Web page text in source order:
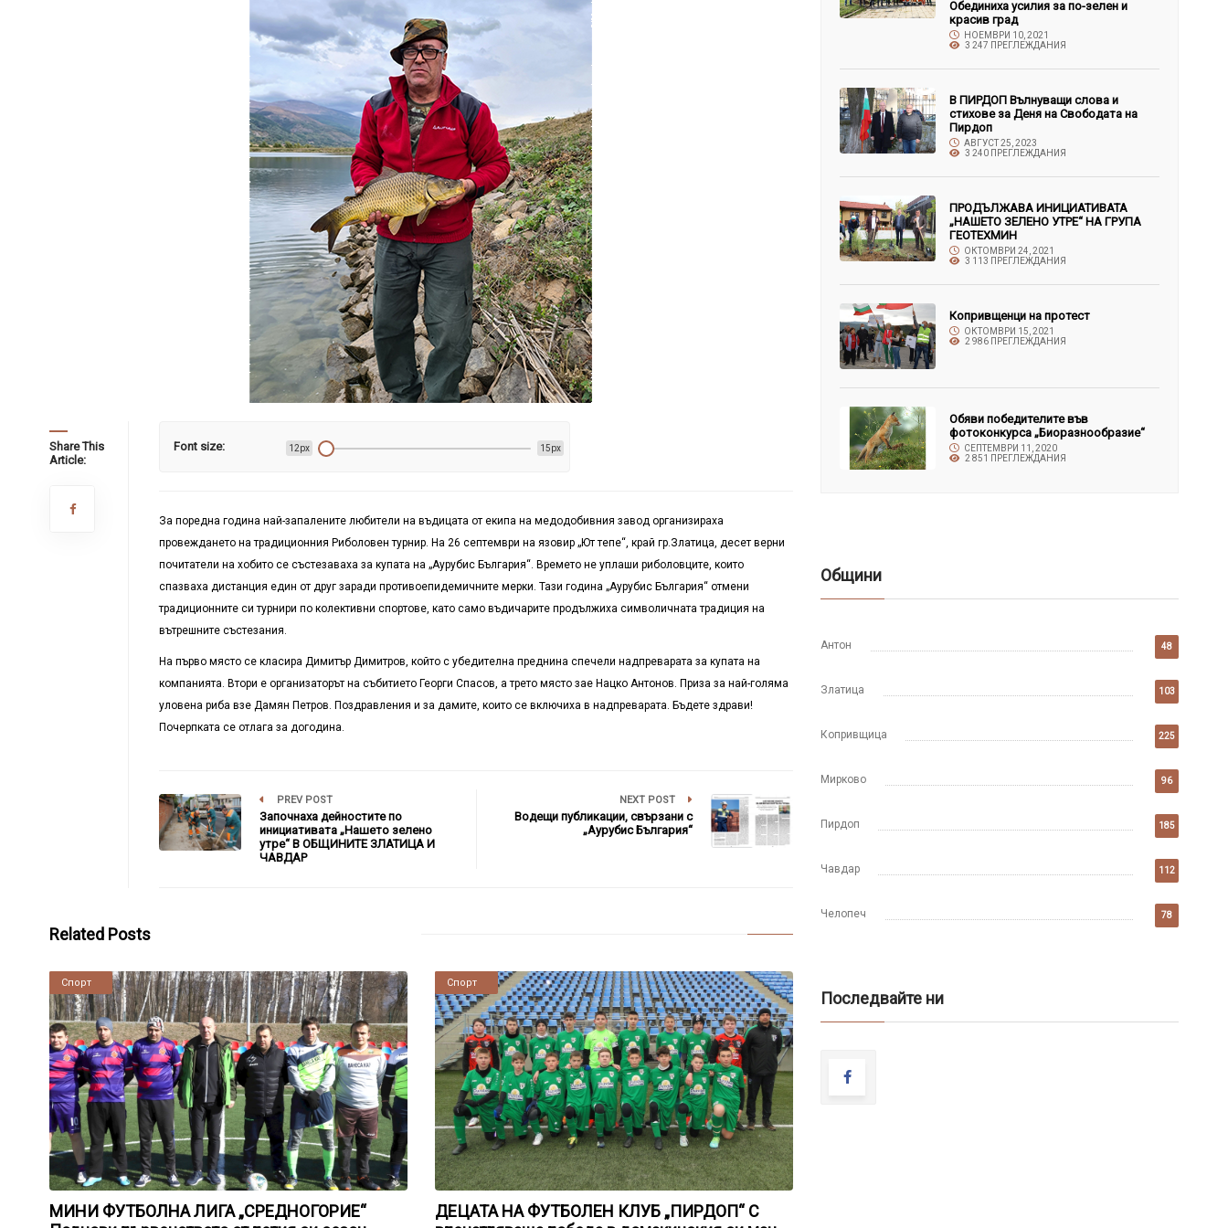
Share This
Article:
Font size: 12px 15px
За поредна година най-запалените любители на въдицата от екипа на медодобивния завод организираха
провеждането на традиционния Риболовен турнир. На 26 септември на язовир „Ют тепе“, край гр.Златица, десет верни
почитатели на хобито се състезаваха за купата на „Аурубис България“. Времето не уплаши риболовците, които
спазваха дистанция един от друг заради противоепидемичните мерки. Тази година „Аурубис България“ отмени
традиционните си турнири по колективни спортове, като само въдичарите продължиха символичната традиция на
вътрешните състезания.
На първо място се класира Димитър Димитров, който с убедителна преднина спечели надпреварата за купата на
компанията. Втори е организаторът на събитието Георги Спасов, а трето място зае Нацко Антонов. Приза за най-голяма
уловена риба взе Дамян Петров. Поздравления и за дамите, които се включиха в надпреварата. Бъдете здрави!
Почерпката се отлага за догодина.
PREV POST
Започнаха дейностите по
инициативата „Нашето зелено
утре“ В ОБЩИНИТЕ ЗЛАТИЦА И
ЧАВДАР
NEXT POST
Водещи публикации, свързани с
„Аурубис България“
Related Posts
Новини
Спорт
МИНИ ФУТБОЛНА ЛИГА „СРЕДНОГОРИЕ“
Новини
Спорт
ДЕЦАТА НА ФУТБОЛЕН КЛУБ „ПИРДОП“ С
Обединиха усилия за по-зелен и
красив град
НОЕМВРИ 10, 2021
3 247 ПРЕГЛЕЖДАНИЯ
В ПИРДОП Вълнуващи слова и
стихове за Деня на Свободата на
Пирдоп
АВГУСТ 25, 2023
3 240 ПРЕГЛЕЖДАНИЯ
ПРОДЪЛЖАВА ИНИЦИАТИВАТА
„НАШЕТО ЗЕЛЕНО УТРЕ“ НА ГРУПА
ГЕОТЕХМИН
ОКТОМВРИ 24, 2021
3 113 ПРЕГЛЕЖДАНИЯ
Копривщенци на протест
ОКТОМВРИ 15, 2021
2 986 ПРЕГЛЕЖДАНИЯ
Обяви победителите във
фотоконкурса „Биоразнообразие“
СЕПТЕМВРИ 11, 2020
2 851 ПРЕГЛЕЖДАНИЯ
Общини
Антон 48
Златица 103
Копривщица 225
Мирково 96
Пирдоп 185
Чавдар 112
Челопеч 78
Последвайте ни